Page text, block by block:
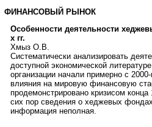
ФИНАНСОВЫЙ РЫНОК
Особенности деятельности
х гг.
Хмыз О.В.
Систематически анализировать
доступной экономической
организации начали примерно с
влияния на мировую финансовую
продемонстрировано кризисом
сих пор сведения о хеджевых
информация неполная.